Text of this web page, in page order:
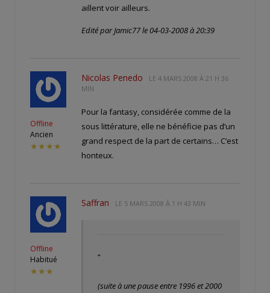
aillent voir ailleurs.
Edité par Jamic77 le 04-03-2008 à 20:39
Offline
Ancien
★★★★
Nicolas Penedo LE 4 MARS 2008 À 21 H 36
MIN
Pour la fantasy, considérée comme de la
sous littérature, elle ne bénéficie pas d’un
grand respect de la part de certains… C’est
honteux.
Offline
Habitué
★★★
Saffran LE 5 MARS 2008 À 1 H 43 MIN
“
(suite à une pause entre 1996 et 2000